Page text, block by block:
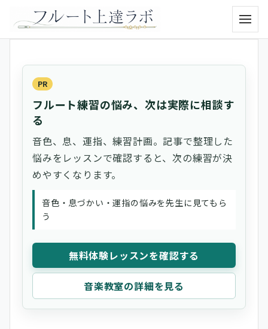
メニ
PR
フルート練習の悩み、次は実際に相談す
る
音色、息、運指、練習計画。記事で整理した
悩みをレッスンで確認すると、次の練習が決
めやすくなります。
音色・息づかい・運指の悩みを先生に見てもら
う
無料体験レッスンを確認する
音楽教室の詳細を見る